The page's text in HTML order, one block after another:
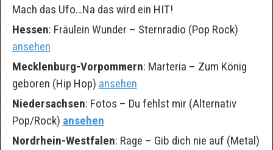
Mach das Ufo…Na das wird ein HIT!
Hessen: Fräulein Wunder – Sternradio (Pop Rock)
ansehen
Mecklenburg-Vorpommern: Marteria – Zum König
geboren (Hip Hop) ansehen
Niedersachsen: Fotos – Du fehlst mir (Alternativ
Pop/Rock) ansehen
Nordrhein-Westfalen: Rage – Gib dich nie auf (Metal)